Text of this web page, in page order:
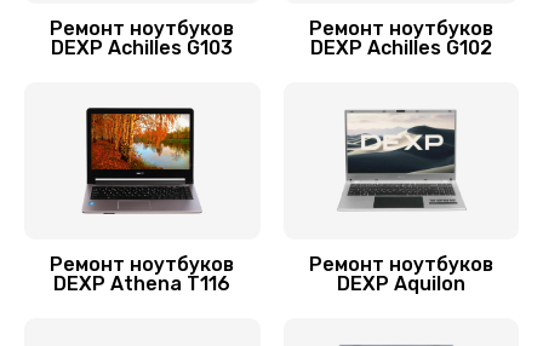
Заказать
Прошивка BIOS
Замена аккумулятора
620 руб.
Ремонт ноутбуков
DEXP Achilles G103
Ремонт ноутбуков
DEXP Achilles G102
Ремонт ноутбуков
DEXP Athena T116
Ремонт ноутбуков
DEXP Aquilon